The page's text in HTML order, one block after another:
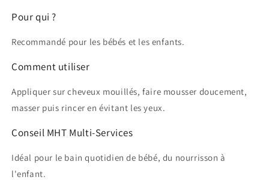
Pour qui ?
Recommandé pour les bébés et les enfants.
Comment utiliser
Appliquer sur cheveux mouillés, faire mousser doucement,
masser puis rincer en évitant les yeux.
Conseil MHT Multi-Services
Idéal pour le bain quotidien de bébé, du nourrisson à
l'enfant.